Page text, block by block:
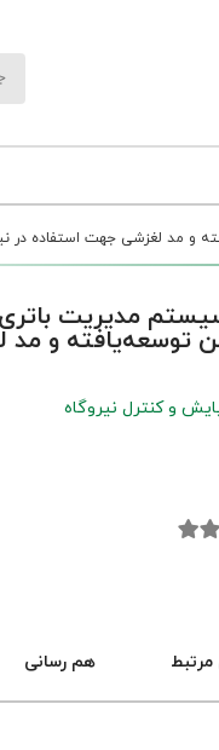
و مد لغزشی جهت استفاده در
مدیریت باتری
توسعه‌‏یافته و
و کنترل نیروگاه
هم رسانی